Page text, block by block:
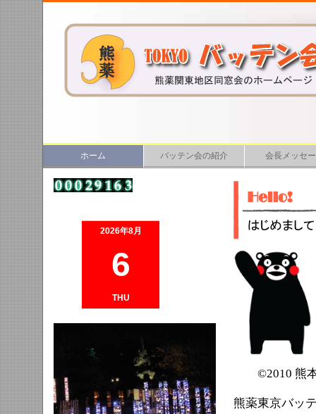
ホーム バッテン会の紹介 会長メッセ
2026年8月
6
THU
©2010 熊本
熊薬東京バッ